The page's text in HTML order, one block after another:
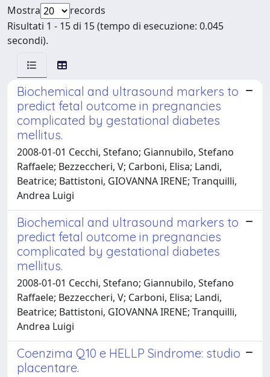
Mostra
records
Risultati 1 - 15 di 15 (tempo di esecuzione: 0.045
secondi).
Biochemical and ultrasound markers to
predict fetal outcome in pregnancies
complicated by gestational diabetes
mellitus.
2008-01-01 Cecchi, Stefano; Giannubilo, Stefano
Raffaele; Bezzeccheri, V; Carboni, Elisa; Landi,
Beatrice; Battistoni, GIOVANNA IRENE; Tranquilli,
Andrea Luigi
Biochemical and ultrasound markers to
predict fetal outcome in pregnancies
complicated by gestational diabetes
mellitus.
2008-01-01 Cecchi, Stefano; Giannubilo, Stefano
Raffaele; Bezzeccheri, V; Carboni, Elisa; Landi,
Beatrice; Battistoni, GIOVANNA IRENE; Tranquilli,
Andrea Luigi
Coenzima Q10 e HELLP Sindrome: studio
placentare.